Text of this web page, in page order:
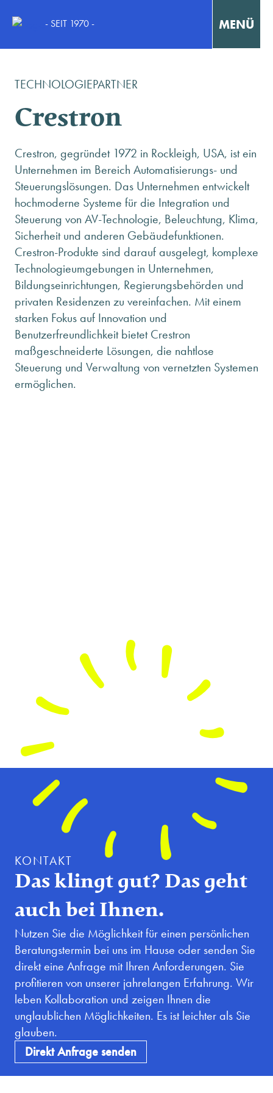
- SEIT 1970 - MENÜ
Fortbildungen & Workshops
Fallstudien / Case-Studies
KONTAKT
ANFRAGE SENDEN
ÜBER MINHOFF
KARRIERE
BLOG
INFOMATERIAL & DOWNLOADS
NEWSLETTER ANMELDUNG
TECHNOLOGIEPARTNER
Crestron
Crestron, gegründet 1972 in Rockleigh, USA, ist ein
Unternehmen im Bereich Automatisierungs- und
Steuerungslösungen. Das Unternehmen entwickelt
hochmoderne Systeme für die Integration und
Steuerung von AV-Technologie, Beleuchtung, Klima,
Sicherheit und anderen Gebäudefunktionen.
Crestron-Produkte sind darauf ausgelegt, komplexe
Technologieumgebungen in Unternehmen,
Bildungseinrichtungen, Regierungsbehörden und
privaten Residenzen zu vereinfachen. Mit einem
starken Fokus auf Innovation und
Benutzerfreundlichkeit bietet Crestron
maßgeschneiderte Lösungen, die nahtlose
Steuerung und Verwaltung von vernetzten Systemen
ermöglichen.
KONTAKT
Das klingt gut? Das geht
auch bei Ihnen.
Nutzen Sie die Möglichkeit für einen persönlichen
Beratungstermin bei uns im Hause oder senden Sie
direkt eine Anfrage mit Ihren Anforderungen. Sie
profitieren von unserer jahrelangen Erfahrung. Wir
leben Kollaboration und zeigen Ihnen die
unglaublichen Möglichkeiten. Es ist leichter als Sie
glauben.
Direkt Anfrage senden